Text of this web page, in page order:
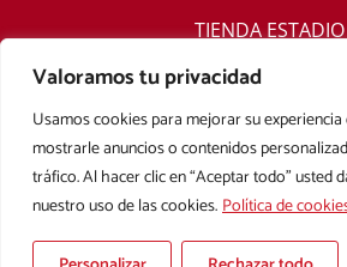
Valoramos tu privacidad
Usamos cookies para mejorar su experiencia
mostrarle anuncios o contenidos
tráfico. Al hacer clic en “Aceptar todo” usted
nuestro uso de las cookies.Política de
TIENDA ESTADIO
TIENDA ONLINE
F
a
c
e
b
o
T
w
i
t
t
e
Y
o
u
t
u
b
I
n
s
t
a
g
Aviso legal Política de privacidad
Condiciones Generales de